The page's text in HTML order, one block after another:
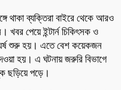
থাকা ব্যক্তিরা বাইরে থেকে আরও
খবর পেয়ে ইন্টার্ন চিকিৎসক ও
শুরু হয়। এতে বেশ কয়েকজন
হয়। এ ঘটনায় জরুরি বিভাগে
ছড়িয়ে পড়ে।